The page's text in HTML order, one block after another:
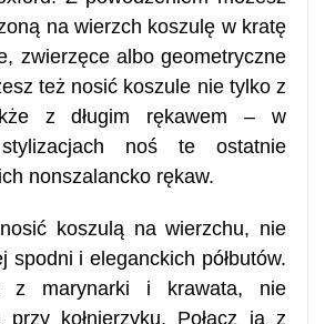
na wierzch koszulę w kratę
zwierzęce albo geometryczne
też nosić koszule nie tylko z
z długim rękawem – w
stylizacjach noś te ostatnie
nonszalancko rękaw.
koszulą na wierzchu, nie
spodni i eleganckich półbutów.
z marynarki i krawata, nie
przy kołnierzyku. Połącz ją z